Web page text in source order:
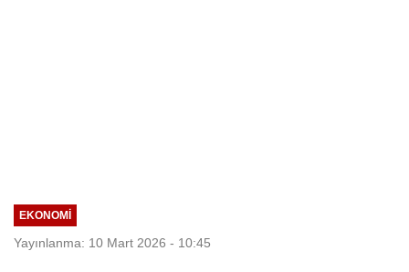
EKONOMI
Yayınlanma: 10 Mart 2026 - 10:45